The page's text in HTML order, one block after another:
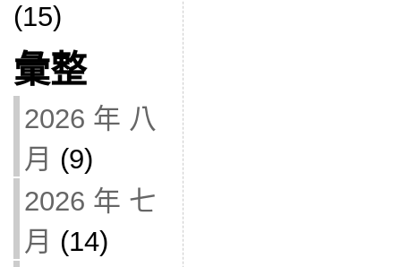
(15)
彙整
2026 年 八
月 (9)
2026 年 七
月 (14)